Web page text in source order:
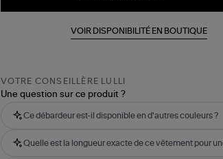
VOIR DISPONIBILITÉ EN BOUTIQUE
VOTRE CONSEILLÈRE LULLI
Une question sur ce produit ?
Ce débardeur est-il disponible en d'autres couleurs ?
Quelle est la longueur exacte de ce vêtement pour